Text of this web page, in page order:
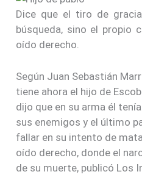
Dice que el tiro de
búsqueda, sino el propio
oído derecho.
Según Juan Sebastián
tiene ahora el hijo de
dijo que en su arma él
sus enemigos y el último
fallar en su intento de
oído derecho, donde el
de su muerte, publicó Los